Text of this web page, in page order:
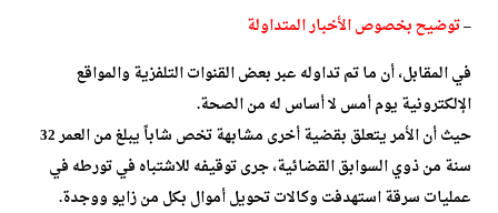
–توضيح بخصوص الأخبار المتداولة
في المقابل، أن ما تم تداوله عبر بعض القنوات التلفزية والمواقع
الإلكترونية يوم أمس لا أساس له من الصحة.
حيث أن الأمر يتعلق بقضية أخرى مشابهة تخص شاباً يبلغ من العمر 32
سنة من ذوي السوابق القضائية، جرى توقيفه للاشتباه في تورطه في
عمليات سرقة استهدفت وكالات تحويل أموال بكل من زايو ووجدة.